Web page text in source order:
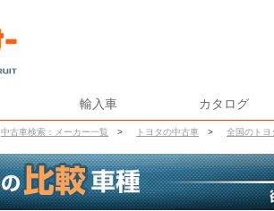
輸入車 カタログ
中古車検索：メーカー一覧 > トヨタの中古車 > 全国のトヨ